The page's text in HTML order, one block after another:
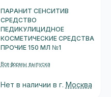
ПАРАНИТ СЕНСИТИВ
СРЕДСТВО
ПЕДИКУЛИЦИДНОЕ
КОСМЕТИЧЕСКИЕ СРЕДСТВА
ПРОЧИЕ 150 МЛ №1
Все формы выпуска
Нет в наличии в г. Москва